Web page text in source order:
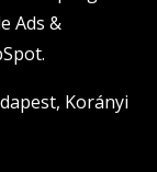
Ads &
Korányi